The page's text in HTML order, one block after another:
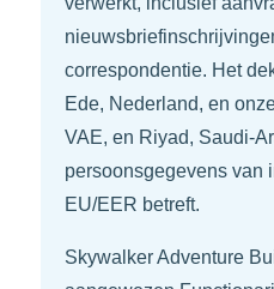
correspondentie. Het
Ede, Nederland, en
VAE, en Riyad, Saudi-
persoonsgegevens van
EU/EER betreft.
Skywalker Adventure